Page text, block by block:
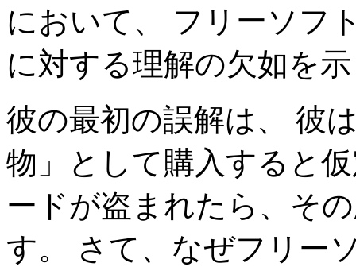
において、 フリーソフ
に対する理解の欠如を
彼の最初の誤解は、 彼
物」として購入すると
ードが盗まれたら、そ
す。 さて、なぜフリー